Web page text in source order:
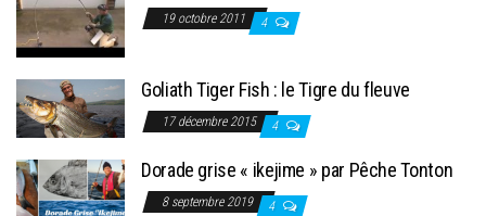
19 octobre 2011 4
Goliath Tiger Fish : le Tigre du fleuve
17 décembre 2015 4
Dorade grise « ikejime » par Pêche Tonton
8 septembre 2019 4